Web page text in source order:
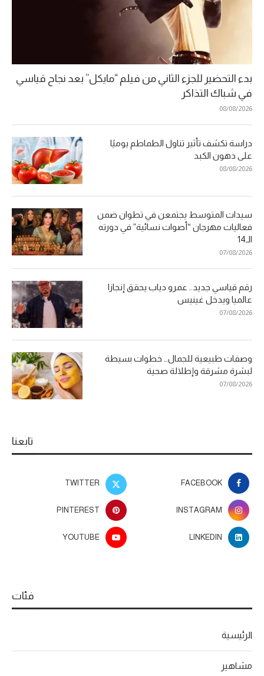
بدء التحضير للجزء الثاني من فيلم “مايكل” بعد نجاح قياسي
في شباك التذاكر
08/08/2026
دراسة تكشف تأثير تناول الطماطم يوميًا
على دهون الكبد
08/08/2026
سيدات المتوسط يجتمعن في تطوان ضمن
فعاليات مهرجان “أصوات نسائية” في دورته
الـ14
07/08/2026
رقم قياسي جديد.. عمرو دياب يحقق إنجازا
عالميا ويدخل غينيس
07/08/2026
وصفات طبيعية للجمال… خطوات بسيطة
لبشرة مشرقة وإطلالة صحية
07/08/2026
تابعنا
FACEBOOK
TWITTER
INSTAGRAM
PINTEREST
LINKEDIN
YOUTUBE
فئات
الرئيسية
مشاهير